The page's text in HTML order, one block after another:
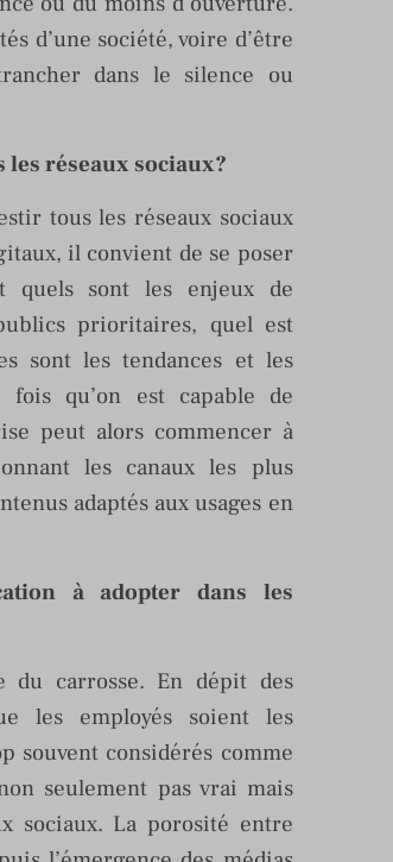
d’une société, voire d’être
dans le silence ou
réseaux sociaux?
tous les réseaux sociaux
il convient de se poser
quels sont les enjeux de
prioritaires, quel est
sont les tendances et les
qu’on est capable de
peut alors commencer à
les canaux les plus
adaptés aux usages en
à adopter dans les
du carrosse. En dépit des
les employés soient les
souvent considérés comme
seulement pas vrai mais
sociaux. La porosité entre